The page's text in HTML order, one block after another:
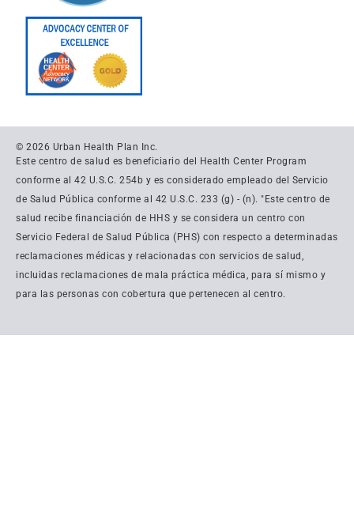
© 2026 Urban Health Plan Inc.
Este centro de salud es beneficiario del Health Center Program
conforme al 42 U.S.C. 254b y es considerado empleado del Servicio
de Salud Pública conforme al 42 U.S.C. 233 (g) - (n). "Este centro de
salud recibe financiación de HHS y se considera un centro con
Servicio Federal de Salud Pública (PHS) con respecto a determinadas
reclamaciones médicas y relacionadas con servicios de salud,
incluidas reclamaciones de mala práctica médica, para sí mismo y
para las personas con cobertura que pertenecen al centro.